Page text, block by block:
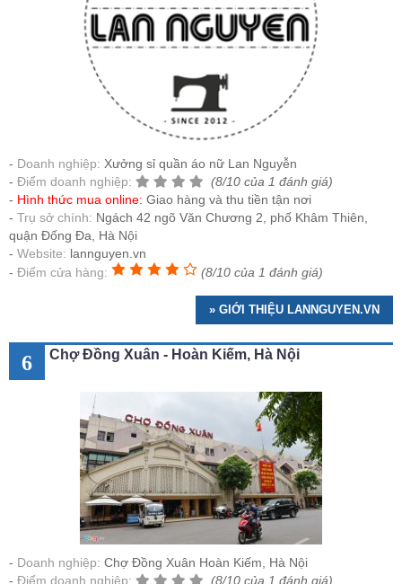
Doanh nghiệp: Xưởng sỉ quần áo nữ Lan Nguyễn
Điểm doanh nghiệp:
(8/10 của 1 đánh giá)
Hình thức mua online: Giao hàng và thu tiền tận nơi
Trụ sở chính: Ngách 42 ngõ Văn Chương 2, phố Khâm Thiên,
quận Đống Đa, Hà Nội
Website: lannguyen.vn
Điểm cửa hàng:
(8/10 của 1 đánh giá)
» GIỚI THIỆU LANNGUYEN.VN
6 Chợ Đồng Xuân - Hoàn Kiếm, Hà Nội
Doanh nghiệp: Chợ Đồng Xuân Hoàn Kiếm, Hà Nội
Điểm doanh nghiệp:
(8/10 của 1 đánh giá)